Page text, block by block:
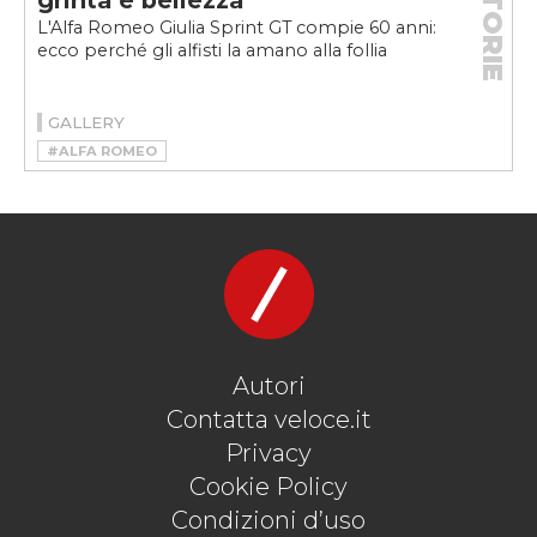
L'Alfa Romeo Giulia Sprint GT compie 60 anni:
ecco perché gli alfisti la amano alla follia
STORIE
GALLERY
#ALFA ROMEO
#ALFA ROMEO GIULIA SPRINT GT
Autori
Contatta veloce.it
Privacy
Cookie Policy
Condizioni d’uso